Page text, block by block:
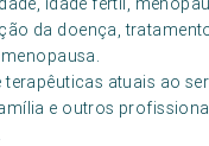
da doença,
atuais ao
e outros